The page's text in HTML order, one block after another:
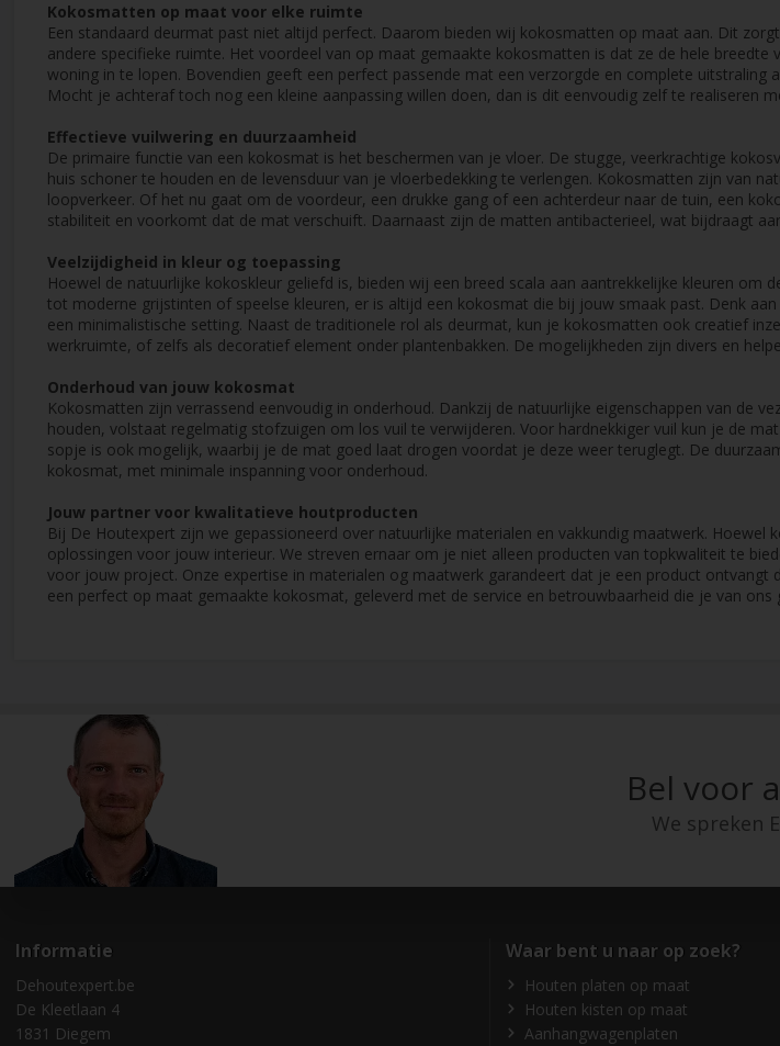
Kokosmatten op maat voor elke ruimte
Een standaard deurmat past niet altijd perfect. Daarom bieden wij kokosmatten op maat aan. Dit
andere specifieke ruimte. Het voordeel van op maat gemaakte kokosmatten is dat ze de hele
woning in te lopen. Bovendien geeft een perfect passende mat een verzorgde en complete
Mocht je achteraf toch nog een kleine aanpassing willen doen, dan is dit eenvoudig zelf te realiseren
Effectieve vuilwering en duurzaamheid
De primaire functie van een kokosmat is het beschermen van je vloer. De stugge, veerkrachtige
huis schoner te houden en de levensduur van je vloerbedekking te verlengen. Kokosmatten zijn van
loopverkeer. Of het nu gaat om de voordeur, een drukke gang of een achterdeur naar de tuin, een
stabiliteit en voorkomt dat de mat verschuift. Daarnaast zijn de matten antibacterieel, wat bijdraagt
Veelzijdigheid in kleur og toepassing
Hoewel de natuurlijke kokoskleur geliefd is, bieden wij een breed scala aan aantrekkelijke kleuren
tot moderne grijstinten of speelse kleuren, er is altijd een kokosmat die bij jouw smaak past. Denk
een minimalistische setting. Naast de traditionele rol als deurmat, kun je kokosmatten ook creatief
werkruimte, of zelfs als decoratief element onder plantenbakken. De mogelijkheden zijn divers en
Onderhoud van jouw kokosmat
Kokosmatten zijn verrassend eenvoudig in onderhoud. Dankzij de natuurlijke eigenschappen van de
houden, volstaat regelmatig stofzuigen om los vuil te verwijderen. Voor hardnekkiger vuil kun je de
sopje is ook mogelijk, waarbij je de mat goed laat drogen voordat je deze weer teruglegt. De
kokosmat, met minimale inspanning voor onderhoud.
Jouw partner voor kwalitatieve houtproducten
Bij De Houtexpert zijn we gepassioneerd over natuurlijke materialen en vakkundig maatwerk.
oplossingen voor jouw interieur. We streven ernaar om je niet alleen producten van topkwaliteit te
voor jouw project. Onze expertise in materialen og maatwerk garandeert dat je een product
een perfect op maat gemaakte kokosmat, geleverd met de service en betrouwbaarheid die je van ons
Bel voor
We spreken
Informatie
Dehoutexpert.be
De Kleetlaan 4
1831 Diegem
Waar bent u naar op zoek?
Houten platen op maat
Houten kisten op maat
Aanhangwagenplaten